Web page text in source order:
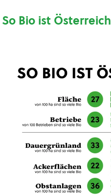
So Bio ist Österreich